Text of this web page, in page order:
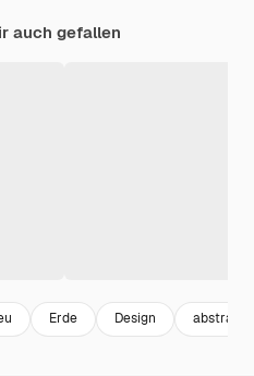
auch gefallen
Erde Design abstrakt